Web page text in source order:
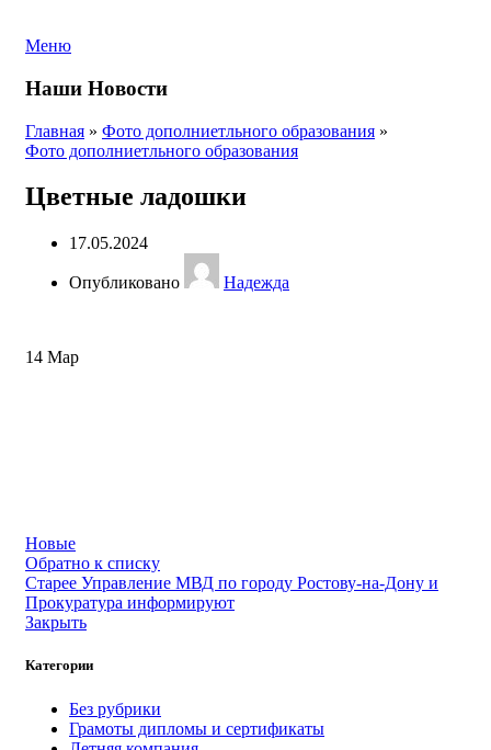
Меню
Наши Новости
Главная » Фото дополниетльного образования »
Фото дополниетльного образования
Цветные ладошки
17.05.2024
Опубликовано Надежда
14 Мар
Новые
Обратно к списку
Старее Управление МВД по городу Ростову-на-Дону и
Прокуратура информируют
Закрыть
Категории
Без рубрики
Грамоты дипломы и сертификаты